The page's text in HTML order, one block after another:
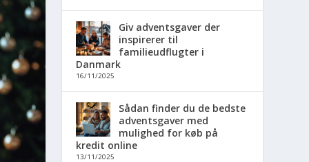
Giv adventsgaver der
inspirerer til
familieudflugter i
Danmark
16/11/2025
Sådan finder du de bedste
adventsgaver med
mulighed for køb på
kredit online
13/11/2025